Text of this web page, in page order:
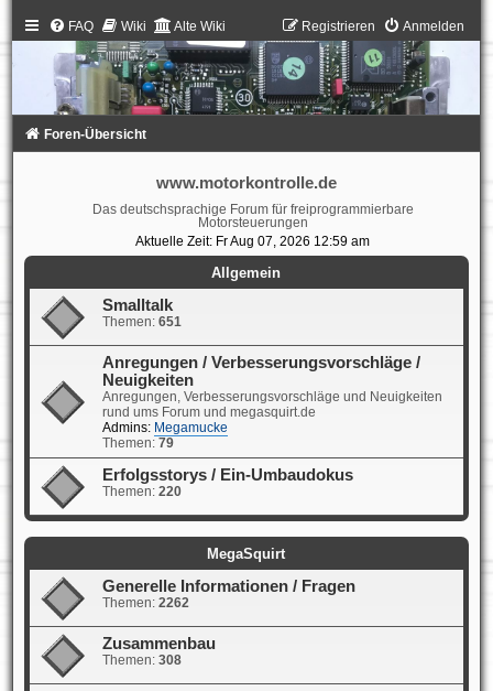
FAQ Wiki Alte Wiki Anmelden
Registrieren
Foren-Übersicht
www.motorkontrolle.de
Das deutschsprachige Forum für freiprogrammierbare
Motorsteuerungen
Aktuelle Zeit: Fr Aug 07, 2026 12:59 am
Allgemein
Smalltalk
Themen: 651
Anregungen / Verbesserungsvorschläge /
Neuigkeiten
Anregungen, Verbesserungsvorschläge und Neuigkeiten
rund ums Forum und megasquirt.de
Admins: Megamucke
Themen: 79
Erfolgsstorys / Ein-Umbaudokus
Themen: 220
MegaSquirt
Generelle Informationen / Fragen
Themen: 2262
Zusammenbau
Themen: 308